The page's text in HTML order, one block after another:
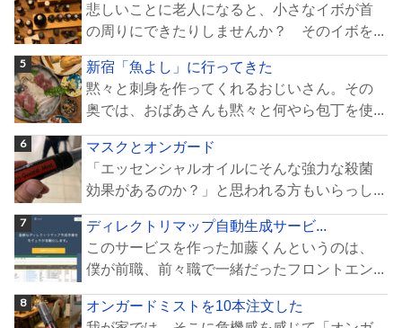
悲しいことに老人になると、小さなイボが首
の周りにできたりしませんか？ そのイボを...
新宿「魚よし」に行ってきた
黙々と刺身を作ってくれるおじいさん。その
奥では、おばあさんも黙々と何やら包丁を使...
マスクとオンガード
「エッセンシャルオイルにそんな強力な殺菌
効果があるのか？」と思われる方もいらっし...
ディレクトリマップ自動生成サービ...
このサービスを作った加藤くんというのは、
僕が前職、前々職で一緒だったフロントエン...
オンガードミストを10本注文した